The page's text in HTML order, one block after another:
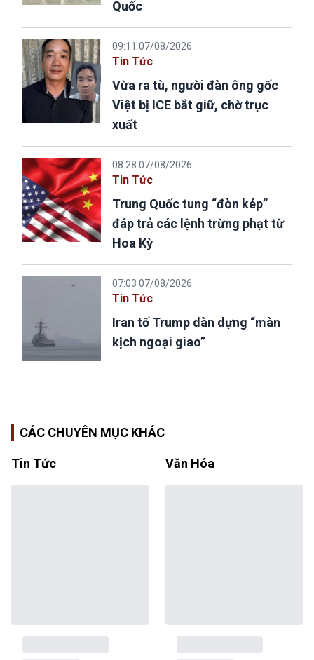
Quốc
09:11 07/08/2026
Tin Tức
Vừa ra tù, người đàn ông gốc
Việt bị ICE bắt giữ, chờ trục
xuất
08:28 07/08/2026
Tin Tức
Trung Quốc tung “đòn kép”
đáp trả các lệnh trừng phạt từ
Hoa Kỳ
07:03 07/08/2026
Tin Tức
Iran tố Trump dàn dựng “màn
kịch ngoại giao”
CÁC CHUYÊN MỤC KHÁC
Tin Tức Văn Hóa